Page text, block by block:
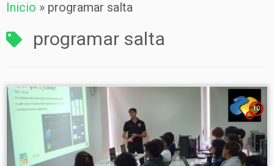
al
contenido
Inicio » programar salta
programar salta
10